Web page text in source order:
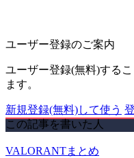
ユーザー登録のご案内
ユーザー登録(無料)する
ます。
新規登録(無料)して使う
この記事を書いた人
VALORANTまとめ